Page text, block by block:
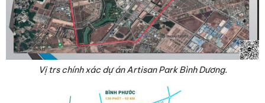
Vị trs chính xác dự án Artisan Park Bình Dương.